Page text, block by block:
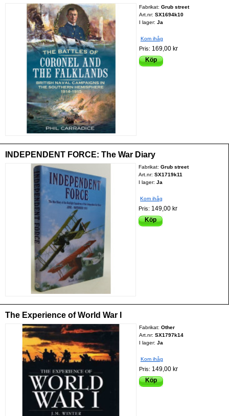
Fabrikat: Grub street
Art.nr: SX1694k10
I lager: Ja
Kom ihåg
Pris: 169,00 kr
Köp
INDEPENDENT FORCE: The War Diary
Fabrikat:Grub street
Art.nr:SX1719k11
I lager: Ja
Kom ihåg
Pris: 149,00 kr
Köp
The Experience of World War I
Fabrikat: Other
Art.nr: SX1797k14
I lager: Ja
Kom ihåg
Pris: 149,00 kr
Köp